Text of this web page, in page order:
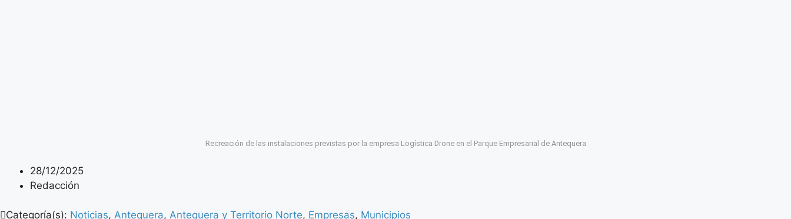
Recreación de las instalaciones previstas por la empresa Logística Drone en el Parque Empresarial de Antequera
28/12/2025
Redacción
Categoría(s): Noticias, Antequera, Antequera y Territorio Norte, Empresas, Municipios